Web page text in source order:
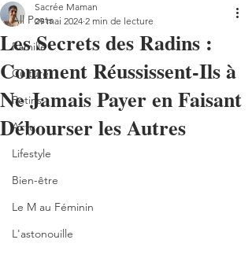
All Posts
Famille
Culture
Potins
Actu
Lifestyle
Bien-être
Le M au Féminin
L'astonouille
Les Secrets des Radins :
Comment Réussissent-Ils à
Ne Jamais Payer en Faisant
Débourser les Autres
Sacrée Maman
29 mai 2024 2 min de lecture